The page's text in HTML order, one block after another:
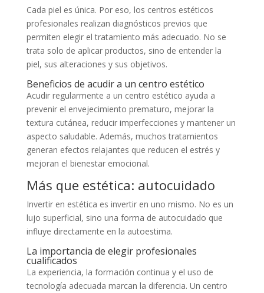
Cada piel es única. Por eso, los centros estéticos
profesionales realizan diagnósticos previos que
permiten elegir el tratamiento más adecuado. No se
trata solo de aplicar productos, sino de entender la
piel, sus alteraciones y sus objetivos.
Beneficios de acudir a un centro estético
Acudir regularmente a un centro estético ayuda a
prevenir el envejecimiento prematuro, mejorar la
textura cutánea, reducir imperfecciones y mantener un
aspecto saludable. Además, muchos tratamientos
generan efectos relajantes que reducen el estrés y
mejoran el bienestar emocional.
Más que estética: autocuidado
Invertir en estética es invertir en uno mismo. No es un
lujo superficial, sino una forma de autocuidado que
influye directamente en la autoestima.
La importancia de elegir profesionales
cualificados
La experiencia, la formación continua y el uso de
tecnología adecuada marcan la diferencia. Un centro